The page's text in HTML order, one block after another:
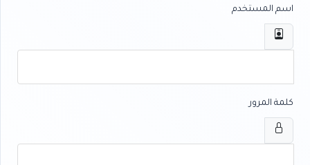
اسم المستخدم
كلمة المرور